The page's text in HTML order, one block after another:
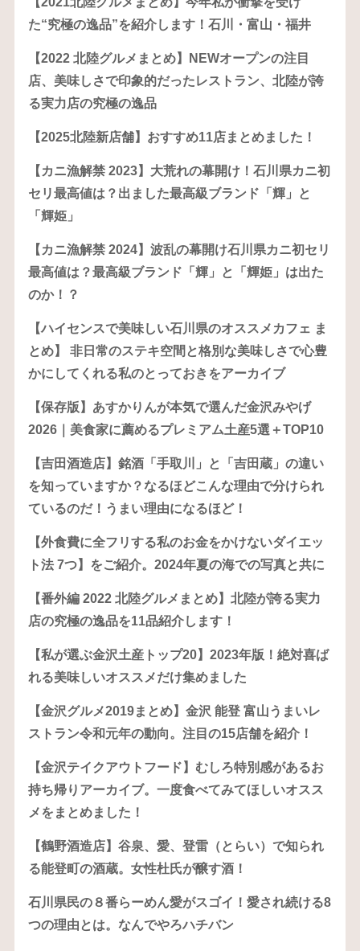
た“究極の逸品”を紹介します！石川・富山・福井
【2022 北陸グルメまとめ】NEWオープンの注目
店、美味しさで印象的だったレストラン、北陸が誇
る実力店の究極の逸品
【2025北陸新店舗】おすすめ11店まとめました！
【カニ漁解禁 2023】大荒れの幕開け！石川県カニ初
セリ最高値は？出ました最高級ブランド「輝」と
「輝姫」
【カニ漁解禁 2024】波乱の幕開け石川県カニ初セリ
最高値は？最高級ブランド「輝」と「輝姫」は出た
のか！？
【ハイセンスで美味しい石川県のオススメカフェ ま
とめ】 非日常のステキ空間と格別な美味しさで心豊
かにしてくれる私のとっておきをアーカイブ
【保存版】あすかりんが本気で選んだ金沢みやげ
2026｜美食家に薦めるプレミアム土産5選＋TOP10
【吉田酒造店】銘酒「手取川」と「吉田蔵」の違い
を知っていますか？なるほどこんな理由で分けられ
ているのだ！うまい理由になるほど！
【外食費に全フリする私のお金をかけないダイエッ
ト法 7つ】をご紹介。2024年夏の海での写真と共に
【番外編 2022 北陸グルメまとめ】北陸が誇る実力
店の究極の逸品を11品紹介します！
【私が選ぶ金沢土産トップ20】2023年版！絶対喜ば
れる美味しいオススメだけ集めました
【金沢グルメ2019まとめ】金沢 能登 富山うまいレ
ストラン令和元年の動向。注目の15店舗を紹介！
【金沢テイクアウトフード】むしろ特別感があるお
持ち帰りアーカイブ。一度食べてみてほしいオスス
メをまとめました！
【鶴野酒造店】谷泉、愛、登雷（とらい）で知られ
る能登町の酒蔵。女性杜氏が醸す酒！
石川県民の８番らーめん愛がスゴイ！愛され続ける8
つの理由とは。なんでやろハチバン